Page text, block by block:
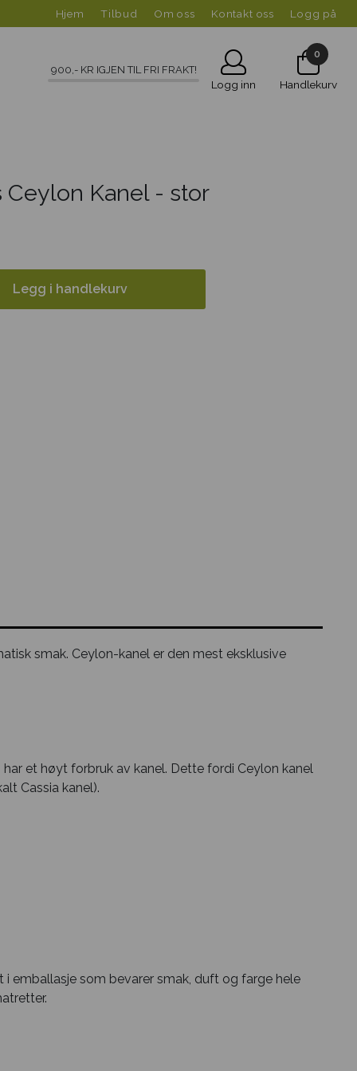
Hjem Tilbud Om oss Kontakt oss Logg på
900,- KR IGJEN TIL FRI FRAKT!
Logg inn
0
Handlekurv
Ceylon Kanel - stor
Legg i handlekurv
smak. Ceylon-kanel er den mest eksklusive
et høyt forbruk av kanel. Dette fordi Ceylon kanel
Cassia kanel).
emballasje som bevarer smak, duft og farge hele